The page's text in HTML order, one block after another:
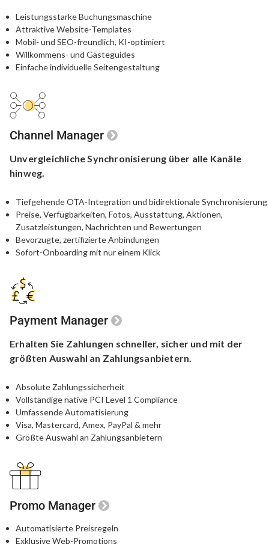
Leistungsstarke Buchungsmaschine
Attraktive Website-Templates
Mobil- und SEO-freundlich, KI-optimiert
Willkommens- und Gästeguides
Einfache individuelle Seitengestaltung
Channel Manager
Unvergleichliche Synchronisierung über alle Kanäle
hinweg.
Tiefgehende OTA-Integration und bidirektionale Synchronisierung
Preise, Verfügbarkeiten, Fotos, Ausstattung, Aktionen,
Zusatzleistungen, Nachrichten und Bewertungen
Bevorzugte, zertifizierte Anbindungen
Sofort-Onboarding mit nur einem Klick
Payment Manager
Erhalten Sie Zahlungen schneller, sicher und mit der
größten Auswahl an Zahlungsanbietern.
Absolute Zahlungssicherheit
Vollständige native PCI Level 1 Compliance
Umfassende Automatisierung
Visa, Mastercard, Amex, PayPal & mehr
Größte Auswahl an Zahlungsanbietern
Promo Manager
Automatisierte Preisregeln
Exklusive Web-Promotions